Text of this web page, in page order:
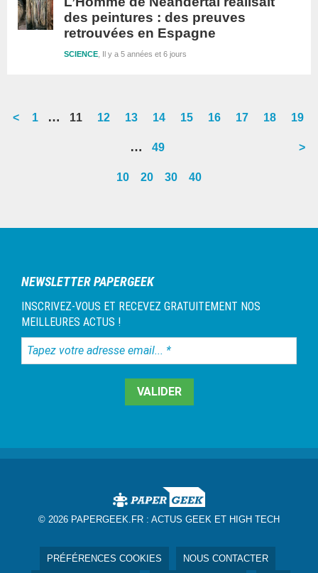
des peintures : des preuves
retrouvées en Espagne
Il y a 5 années et 6 jours
SCIENCE
<
Go
1
Interim
…
Go
11
Go
12
Go
page
13
Go
page
14
Go
15
Go
16
Go
17
Go
18
Go
page
19
Interim
omitted
…
Go
page
49 >
10 20 30 40
latérale
NEWSLETTER PAPERGEEK
INSCRIVEZ-VOUS ET RECEVEZ GRATUITEMENT NOS
MEILLEURES ACTUS !
Tapez
votre
© 2026 PAPERGEEK.FR : ACTUS GEEK ET HIGH TECH
PRÉFÉRENCES COOKIES NOUS CONTACTER